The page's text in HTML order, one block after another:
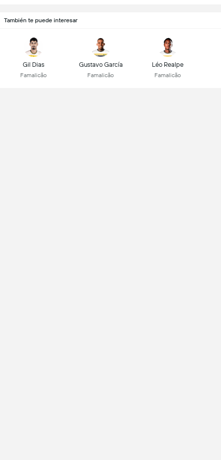
También te puede interesar
Gil Dias
Famalicão
Gustavo García
Famalicão
Léo Realpe
Famalicão